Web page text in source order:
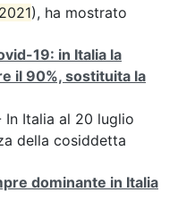
2021), ha mostrato
19: in Italia la
il 90%, sostituita la
In Italia al 20 luglio
della cosiddetta
dominante in Italia